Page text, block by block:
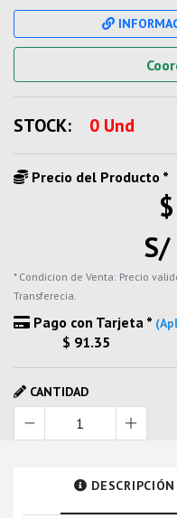
STOCK: 0 Und
Precio del Producto *
S/
* Condicion de Venta: Precio
Transferecia.
Pago con Tarjeta *
$ 91.35
CANTIDAD
DESCRIPCIÓN